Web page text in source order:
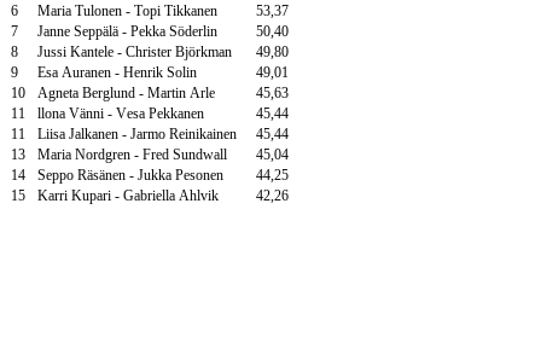
6
Maria Tulonen - Topi Tikkanen
53,37
7
Janne Seppälä - Pekka Söderlin
50,40
8
Jussi Kantele - Christer Björkman
49,80
9
Esa Auranen - Henrik Solin
49,01
10
Agneta Berglund - Martin Arle
45,63
11
llona Vänni - Vesa Pekkanen
45,44
11
Liisa Jalkanen - Jarmo Reinikainen
45,44
13
Maria Nordgren - Fred Sundwall
45,04
14
Seppo Räsänen - Jukka Pesonen
44,25
15
Karri Kupari - Gabriella Ahlvik 42,26